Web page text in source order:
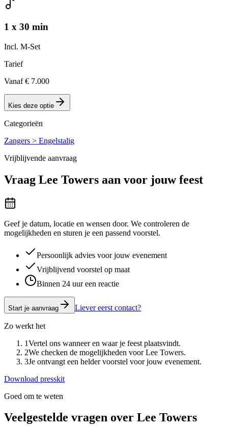
1 x 30 min
Incl. M-Set
Tarief
Vanaf € 7.000
Kies deze optie
Categorieën
Zangers > Engelstalig
Vrijblijvende aanvraag
Vraag Lee Towers aan voor jouw feest
Geef je datum, locatie en wensen door. We controleren de
mogelijkheden en sturen je een passend voorstel.
Persoonlijk advies voor jouw evenement
Vrijblijvend voorstel op maat
Binnen 24 uur een reactie
Start je aanvraag Liever eerst contact?
Zo werkt het
1Vertel ons wanneer en waar je feest plaatsvindt.
2We checken de mogelijkheden voor Lee Towers.
3Je ontvangt een helder voorstel voor jouw evenement.
Download presskit
Goed om te weten
Veelgestelde vragen over Lee Towers